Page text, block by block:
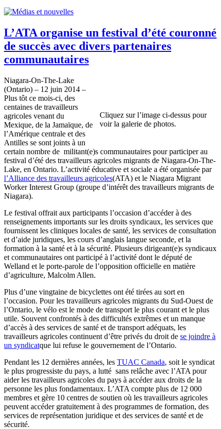
L’ATA organise un festival d’été couronné
de succès avec divers partenaires
communautaires
Cliquez sur l’image ci-dessus pour
voir la galerie de photos.
Niagara-On-The-Lake
(Ontario) – ­­12 juin 2014 –
Plus tôt ce mois-ci, des
centaines de travailleurs
agricoles venant du
Mexique, de la Jamaïque, de
l’Amérique centrale et des
Antilles se sont joints à un
certain nombre de militant(e)s communautaires pour participer au
festival d’été des travailleurs agricoles migrants de Niagara-On-The-
Lake, en Ontario. L’activité éducative et sociale a été organisée par
l’Alliance des travailleurs agricoles(ATA) et le Niagara Migrant
Worker Interest Group (groupe d’intérêt des travailleurs migrants de
Niagara).
Le festival offrait aux participants l’occasion d’accéder à des
renseignements importants sur les droits syndicaux, les services que
fournissent les cliniques locales de santé, les services de consultation
et d’aide juridiques, les cours d’anglais langue seconde, et la
formation à la santé et à la sécurité. Plusieurs dirigeant(e)s syndicaux
et communautaires ont participé à l’activité dont le député de
Welland et le porte-parole de l’opposition officielle en matière
d’agriculture, Malcolm Allen.
Plus d’une vingtaine de bicyclettes ont été tirées au sort en
l’occasion. Pour les travailleurs agricoles migrants du Sud-Ouest de
l’Ontario, le vélo est le mode de transport le plus courant et le plus
utile. Souvent confrontés à des difficultés extrêmes et un manque
d’accès à des services de santé et de transport adéquats, les
travailleurs agricoles continuent d’être privés du droit de se joindre à
un syndicatque lui refuse le gouvernement de l’Ontario.
Pendant les 12 dernières années, les TUAC Canada, soit le syndicat
le plus progressiste du pays, a lutté sans relâche avec l’ATA pour
aider les travailleurs agricoles du pays à accéder aux droits de la
personne les plus fondamentaux. L’ATA compte plus de 12 000
membres et gère 10 centres de soutien où les travailleurs agricoles
peuvent accéder gratuitement à des programmes de formation, des
services de représentation juridique et des services de santé et de
sécurité.